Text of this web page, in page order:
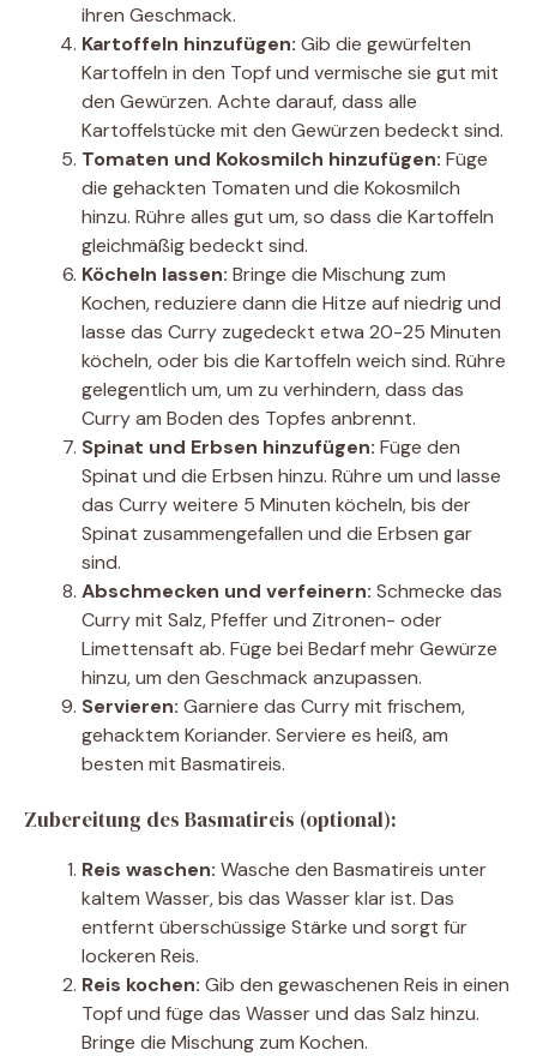
ihren Geschmack.
Kartoffeln hinzufügen: Gib die gewürfelten
Kartoffeln in den Topf und vermische sie gut mit
den Gewürzen. Achte darauf, dass alle
Kartoffelstücke mit den Gewürzen bedeckt sind.
Tomaten und Kokosmilch hinzufügen: Füge
die gehackten Tomaten und die Kokosmilch
hinzu. Rühre alles gut um, so dass die Kartoffeln
gleichmäßig bedeckt sind.
Köcheln lassen: Bringe die Mischung zum
Kochen, reduziere dann die Hitze auf niedrig und
lasse das Curry zugedeckt etwa 20-25 Minuten
köcheln, oder bis die Kartoffeln weich sind. Rühre
gelegentlich um, um zu verhindern, dass das
Curry am Boden des Topfes anbrennt.
Spinat und Erbsen hinzufügen: Füge den
Spinat und die Erbsen hinzu. Rühre um und lasse
das Curry weitere 5 Minuten köcheln, bis der
Spinat zusammengefallen und die Erbsen gar
sind.
Abschmecken und verfeinern: Schmecke das
Curry mit Salz, Pfeffer und Zitronen- oder
Limettensaft ab. Füge bei Bedarf mehr Gewürze
hinzu, um den Geschmack anzupassen.
Servieren: Garniere das Curry mit frischem,
gehacktem Koriander. Serviere es heiß, am
besten mit Basmatireis.
Zubereitung des Basmatireis (optional):
Reis waschen: Wasche den Basmatireis unter
kaltem Wasser, bis das Wasser klar ist. Das
entfernt überschüssige Stärke und sorgt für
lockeren Reis.
Reis kochen: Gib den gewaschenen Reis in einen
Topf und füge das Wasser und das Salz hinzu.
Bringe die Mischung zum Kochen.